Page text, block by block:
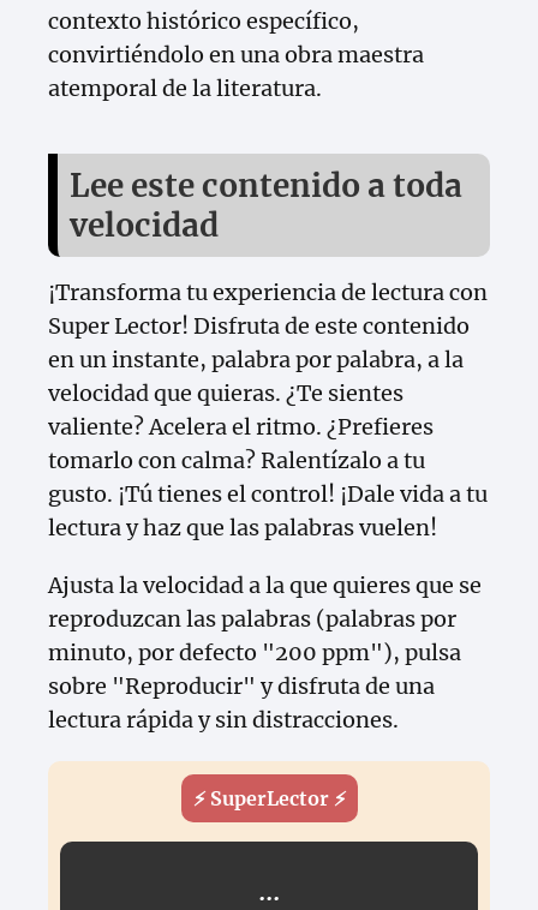
contexto histórico específico,
convirtiéndolo en una obra maestra
atemporal de la literatura.
Lee este contenido a toda
velocidad
¡Transforma tu experiencia de lectura con
Super Lector! Disfruta de este contenido
en un instante, palabra por palabra, a la
velocidad que quieras. ¿Te sientes
valiente? Acelera el ritmo. ¿Prefieres
tomarlo con calma? Ralentízalo a tu
gusto. ¡Tú tienes el control! ¡Dale vida a tu
lectura y haz que las palabras vuelen!
Ajusta la velocidad a la que quieres que se
reproduzcan las palabras (palabras por
minuto, por defecto "200 ppm"), pulsa
sobre "Reproducir" y disfruta de una
lectura rápida y sin distracciones.
⚡️ SuperLector ⚡️
...